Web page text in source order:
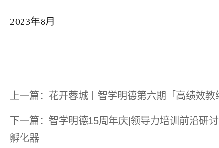
2023年8月
上一篇：花开蓉城丨智学明德第六期「高绩效
下一篇：智学明德15周年庆|领导力培训前沿研
孵化器